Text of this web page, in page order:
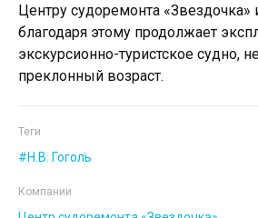
Центру судоремонта
благодаря этому продолжает
экскурсионно-туристское судно,
преклонный возраст.
Теги
Н.В. Гоголь
Компании